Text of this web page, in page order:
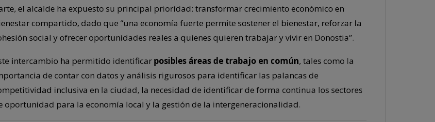
el alcalde ha expuesto su principal prioridad: transformar crecimiento económico en
compartido, dado que “una economía fuerte permite sostener el bienestar, reforzar la
social y ofrecer oportunidades reales a quienes quieren trabajar y vivir en Donostia”.
intercambio ha permitido identificar posibles áreas de trabajo en común, tales como la
de contar con datos y análisis rigurosos para identificar las palancas de
inclusiva en la ciudad, la necesidad de identificar de forma continua los sectores
oportunidad para la economía local y la gestión de la intergeneracionalidad.